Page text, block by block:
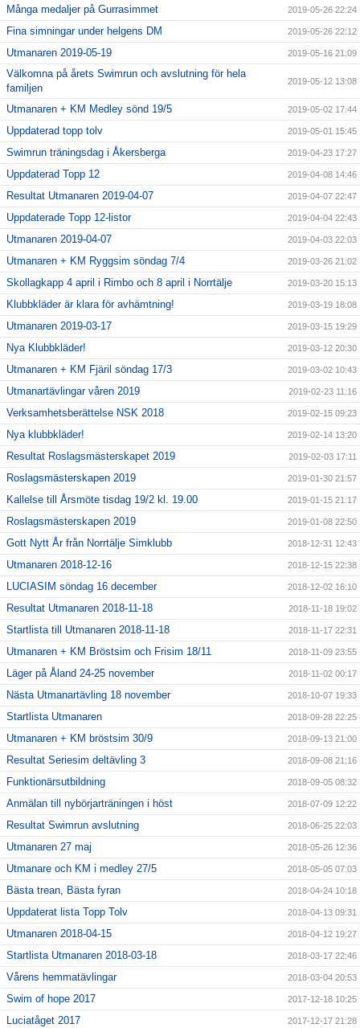
Många medaljer på Gurrasimmet 2019-05-26 22:24
Fina simningar under helgens DM 2019-05-26 22:12
Utmanaren 2019-05-19 2019-05-16 21:09
Välkomna på årets Swimrun och avslutning för hela
familjen
2019-05-12 13:08
Utmanaren + KM Medley sönd 19/5 2019-05-02 17:44
Uppdaterad topp tolv 2019-05-01 15:45
Swimrun träningsdag i Åkersberga 2019-04-23 17:27
Uppdaterad Topp 12 2019-04-08 14:46
Resultat Utmanaren 2019-04-07 2019-04-07 22:47
Uppdaterade Topp 12-listor 2019-04-04 22:43
Utmanaren 2019-04-07 2019-04-03 22:03
Utmanaren + KM Ryggsim söndag 7/4 2019-03-26 21:02
Skollagkapp 4 april i Rimbo och 8 april i Norrtälje 2019-03-20 15:13
Klubbkläder är klara för avhämtning! 2019-03-19 18:08
Utmanaren 2019-03-17 2019-03-15 19:29
Nya Klubbkläder! 2019-03-12 20:30
Utmanaren + KM Fjäril söndag 17/3 2019-03-02 10:43
Utmanartävlingar våren 2019 2019-02-23 11:16
Verksamhetsberättelse NSK 2018 2019-02-15 09:23
Nya klubbkläder! 2019-02-14 13:20
Resultat Roslagsmästerskapet 2019 2019-02-03 17:11
Roslagsmästerskapen 2019 2019-01-30 21:57
Kallelse till Årsmöte tisdag 19/2 kl. 19.00 2019-01-15 21:17
Roslagsmästerskapen 2019 2019-01-08 22:50
Gott Nytt År från Norrtälje Simklubb 2018-12-31 12:43
Utmanaren 2018-12-16 2018-12-15 22:38
LUCIASIM söndag 16 december 2018-12-02 16:10
Resultat Utmanaren 2018-11-18 2018-11-18 19:02
Startlista till Utmanaren 2018-11-18 2018-11-17 22:31
Utmanaren + KM Bröstsim och Frisim 18/11 2018-11-09 23:55
Läger på Åland 24-25 november 2018-11-02 00:17
Nästa Utmanartävling 18 november 2018-10-07 19:33
Startlista Utmanaren 2018-09-28 22:25
Utmanaren + KM bröstsim 30/9 2018-09-13 21:00
Resultat Seriesim deltävling 3 2018-09-08 21:16
Funktionärsutbildning 2018-09-05 08:32
Anmälan till nybörjarträningen i höst 2018-07-09 12:22
Resultat Swimrun avslutning 2018-06-25 22:03
Utmanaren 27 maj 2018-05-26 12:36
Utmanare och KM i medley 27/5 2018-05-05 07:03
Bästa trean, Bästa fyran 2018-04-24 10:18
Uppdaterat lista Topp Tolv 2018-04-13 09:31
Utmanaren 2018-04-15 2018-04-12 19:27
Startlista Utmanaren 2018-03-18 2018-03-17 22:46
Vårens hemmatävlingar 2018-03-04 20:53
Swim of hope 2017 2017-12-18 10:25
Luciatåget 2017 2017-12-17 21:28